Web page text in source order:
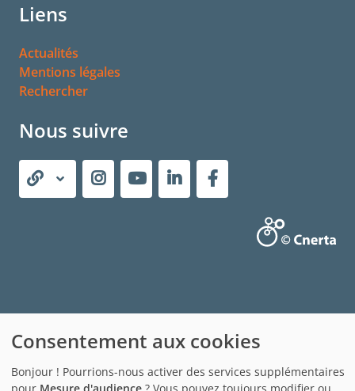
Liens
Actualités
Mentions légales
Rechercher
Nous suivre
Consentement aux cookies
Bonjour ! Pourrions-nous activer des services supplémentaires